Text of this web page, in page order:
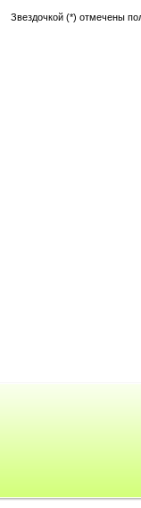
Звездочкой (*) отмечены